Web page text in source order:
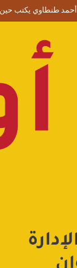
أحمد طنطاوي يكتب حين